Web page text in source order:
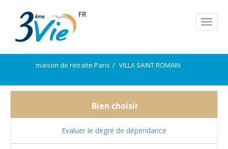
FR
maison de retraite Paris VILLA SAINT ROMAIN
Bien choisir
Evaluer le degré de dépendance